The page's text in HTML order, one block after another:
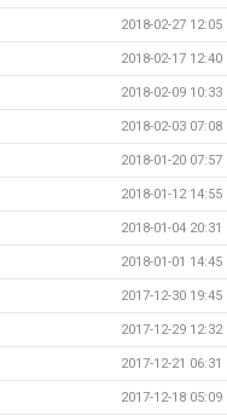
2018-02-27 12:05
2018-02-17 12:40
2018-02-09 10:33
2018-02-03 07:08
2018-01-20 07:57
2018-01-12 14:55
2018-01-04 20:31
2018-01-01 14:45
2017-12-30 19:45
2017-12-29 12:32
2017-12-21 06:31
2017-12-18 05:09